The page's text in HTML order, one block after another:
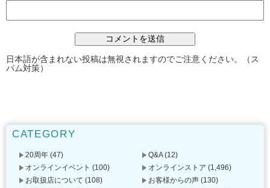
日本語が含まれない投稿は無視されますのでご注意ください。（ス
パム対策）
CATEGORY
20周年 (47) Q&A(12)
オンラインイベント (100) オンラインストア (1,496)
お取扱店について (108) お客様からの声 (130)